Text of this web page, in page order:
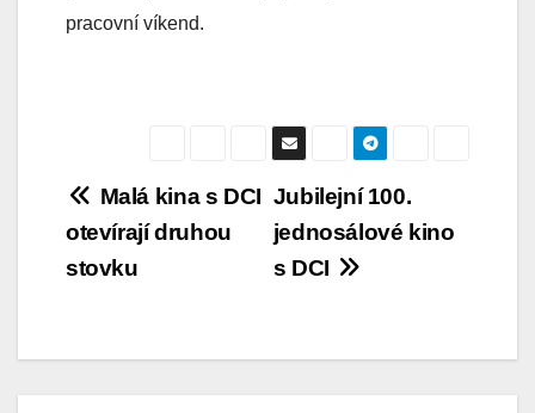
pracovní víkend.
Navigace
pro
Jubilejní 100.
jednosálové kino
s DCI
Malá kina s DCI
otevírají druhou
stovku